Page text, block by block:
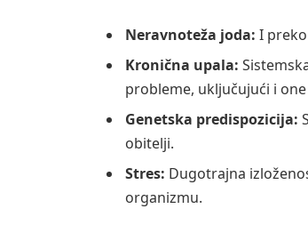
Neravnoteža joda: I
Kronična upala:
probleme, uključujući i
Genetska predispozicija:
obitelji.
Stres: Dugotrajna
organizmu.